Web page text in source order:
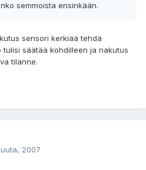
semmoista ensinkään.
sensori kerkiää tehdä
säätää kohdilleen ja nakutus
tilanne.
2007